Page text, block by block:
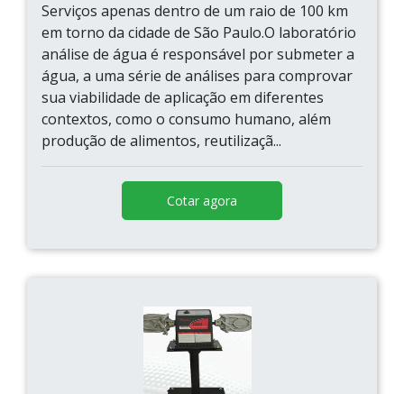
Serviços apenas dentro de um raio de 100 km
em torno da cidade de São Paulo.O laboratório
análise de água é responsável por submeter a
água, a uma série de análises para comprovar
sua viabilidade de aplicação em diferentes
contextos, como o consumo humano, além
produção de alimentos, reutilizaçã...
Cotar agora